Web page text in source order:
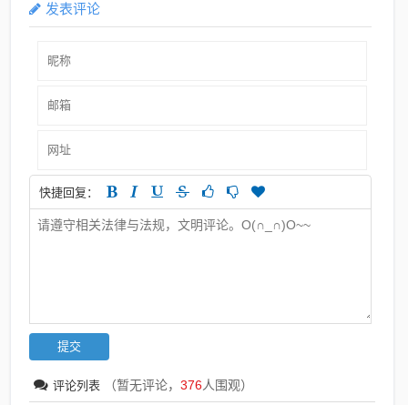
发表评论
快捷回复：
评论列表 （暂无评论，376人围观）